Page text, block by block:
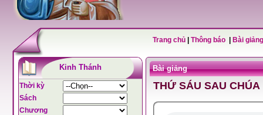
Trang chủ Thông báo Bài
Kinh Thánh
Thời kỳ
Sách
Chương
Bài giảng
THỨ SÁU SAU